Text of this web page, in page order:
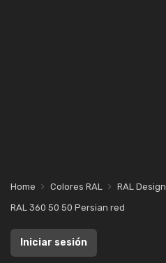
Home Colores RAL RAL Design
RAL 360 50 50 Persian red
Iniciar sesión